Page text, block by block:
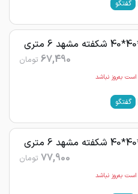
گفتگو
67,490 تومان
به‌روز نباشد
گفتگو
77,900 تومان
به‌روز نباشد